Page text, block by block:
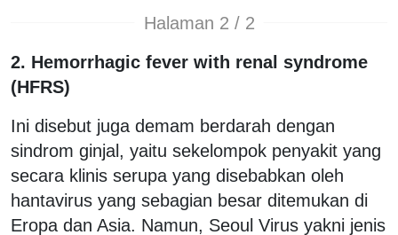
Halaman 2 / 2
2. Hemorrhagic fever with renal syndrome
(HFRS)
Ini disebut juga demam berdarah dengan
sindrom ginjal, yaitu sekelompok penyakit yang
secara klinis serupa yang disebabkan oleh
hantavirus yang sebagian besar ditemukan di
Eropa dan Asia. Namun, Seoul Virus yakni jenis